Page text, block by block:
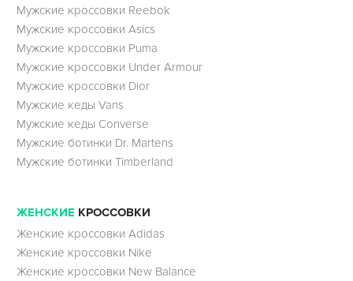
Мужские кроссовки Reebok
Мужские кроссовки Asics
Мужские кроссовки Puma
Мужские кроссовки Under Armour
Мужские кроссовки Dior
Мужские кеды Vans
Мужские кеды Converse
Мужские ботинки Dr. Martens
Мужские ботинки Timberland
ЖЕНСКИЕ КРОССОВКИ
Женские кроссовки Adidas
Женские кроссовки Nike
Женские кроссовки New Balance